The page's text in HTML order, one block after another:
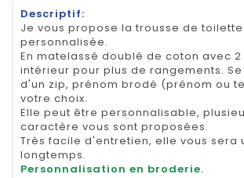
Descriptif:
Je vous propose la trousse de toilette
personnalisée.
En matelassé doublé de coton avec
intérieur pour plus de rangements.
d'un zip, prénom brodé (prénom ou
votre choix.
Elle peut être personnalisable,
caractère vous sont proposées.
Très facile d'entretien, elle vous sera
longtemps.
Personnalisation en broderie.